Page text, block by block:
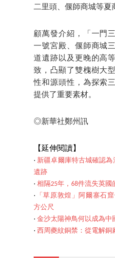
二里頭、偃師商城等夏
顧萬發介紹，「一門
一號宮殿、偃師商城
道遺跡以及更晚的高
致，凸顯了雙槐樹大
性和源頭性，為探索
提供了重要素材。
◎新華社鄭州訊
【延伸閱讀】
‧新疆卓爾庫特古城確認
遺跡
‧ 相隔25年，68件流失英國
‧ 「草原敦煌」阿爾寨石
方公尺
‧ 金沙太陽神鳥何以成為中
‧ 西周夔紋銅禁：從電解銅